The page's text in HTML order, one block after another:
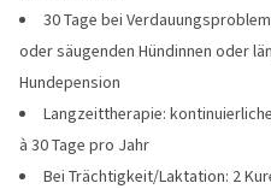
30 Tage bei
oder säugenden Hündinnen oder
Hundepension
Langzeittherapie:
à 30 Tage pro Jahr
Bei Trächtigkeit/Laktation: 2